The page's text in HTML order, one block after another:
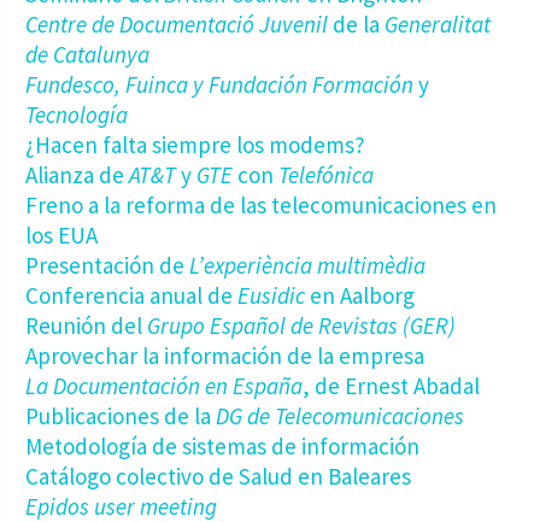
Centre de Documentació Juvenil de la Generalitat
de Catalunya
Fundesco, Fuinca y Fundación Formación y
Tecnología
¿Hacen falta siempre los modems?
Alianza deAT&Ty GTE con Telefónica
Freno a la reforma de las telecomunicaciones en
los EUA
Presentación de L’experiència multimèdia
Conferencia anual de Eusidic en Aalborg
Reunión del Grupo Español de Revistas (GER)
Aprovechar la información de la empresa
La Documentación en España, de Ernest Abadal
Publicaciones de la DG de Telecomunicaciones
Metodología de sistemas de información
Catálogo colectivo de Salud en Baleares
Epidos user meeting